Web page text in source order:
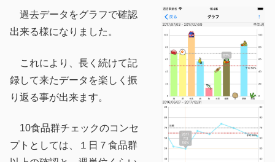
過去データをグラフで確認
出来る様になりました。
これにより、長く続けて記
録して来たデータを楽しく振
り返る事が出来ます。
10食品群チェックのコンセ
プトとしては、１日７食品群